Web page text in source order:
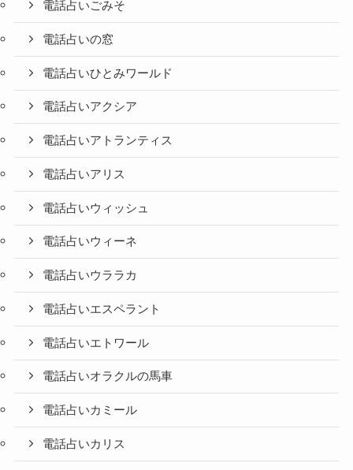
電話占いごみそ
電話占いの窓
電話占いひとみワールド
電話占いアクシア
電話占いアトランティス
電話占いアリス
電話占いウィッシュ
電話占いウィーネ
電話占いウララカ
電話占いエスペラント
電話占いエトワール
電話占いオラクルの馬車
電話占いカミール
電話占いカリス